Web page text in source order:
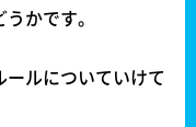
かです。
ールについていけて